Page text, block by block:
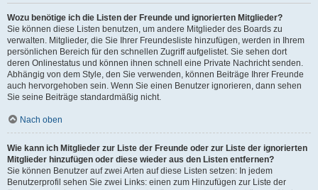
Wozu benötige ich die Listen der Freunde und ignorierten Mitglieder?
Sie können diese Listen benutzen, um andere Mitglieder des Boards zu
verwalten. Mitglieder, die Sie Ihrer Freundesliste hinzufügen, werden in Ihrem
persönlichen Bereich für den schnellen Zugriff aufgelistet. Sie sehen dort
deren Onlinestatus und können ihnen schnell eine Private Nachricht senden.
Abhängig von dem Style, den Sie verwenden, können Beiträge Ihrer Freunde
auch hervorgehoben sein. Wenn Sie einen Benutzer ignorieren, dann sehen
Sie seine Beiträge standardmäßig nicht.
Nach oben
Wie kann ich Mitglieder zur Liste der Freunde oder zur Liste der ignorierten
Mitglieder hinzufügen oder diese wieder aus den Listen entfernen?
Sie können Benutzer auf zwei Arten auf diese Listen setzen: In jedem
Benutzerprofil sehen Sie zwei Links: einen zum Hinzufügen zur Liste der